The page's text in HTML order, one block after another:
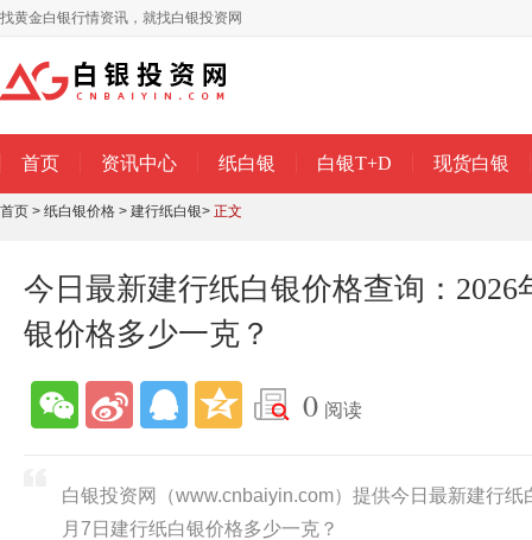
找黄金白银行情资讯，就找白银投资网
首页 资讯中心 纸白银 白银T+D 现货白银
首页 > 纸白银价格 > 建行纸白银> 正文
今日最新建行纸白银价格查询：2026
银价格多少一克？
0 阅读
白银投资网（www.cnbaiyin.com）提供今日最新建行
月7日建行纸白银价格多少一克？